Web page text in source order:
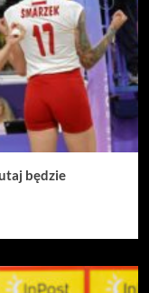
będzie